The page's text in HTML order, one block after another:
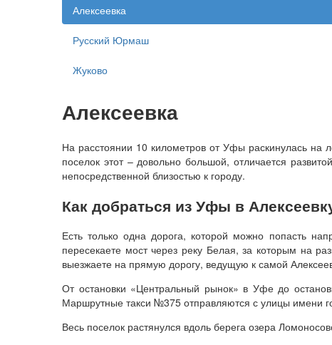
Алексеевка
Русский Юрмаш
Жуково
Алексеевка
На расстоянии 10 километров от Уфы раскинулась на
поселок этот – довольно большой, отличается
непосредственной близостью к городу.
Как добраться из Уфы в
Есть только одна дорога, которой можно попасть
пересекаете мост через реку Белая, за которым на
выезжаете на прямую дорогу, ведущую к самой
От остановки «Центральный рынок» в Уфе до
Маршрутные такси №375 отправляются с улицы имени
Весь поселок растянулся вдоль берега озера